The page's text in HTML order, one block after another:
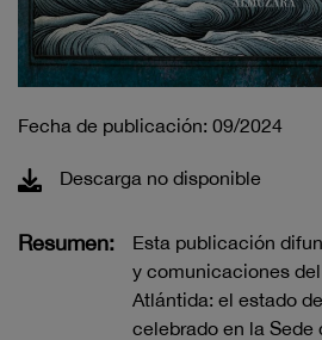
Fecha de publicación: 09/2024
Descarga no disponible
Resumen:
Esta publicación
y comunicaciones
Atlántida: el estado
celebrado en la Sede